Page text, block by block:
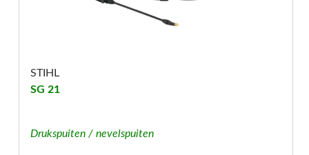
STIHL
SG 21
Drukspuiten / nevelspuiten